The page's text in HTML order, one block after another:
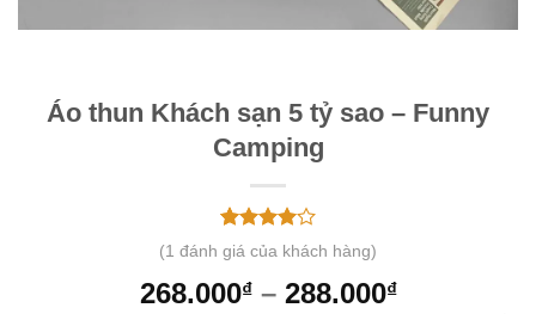
Áo thun Khách sạn 5 tỷ sao – Funny
Camping
4.00trên
5 dựa
trên
1
đánh
giá
(1 đánh giá của khách hàng)
268.000₫– 288.000₫